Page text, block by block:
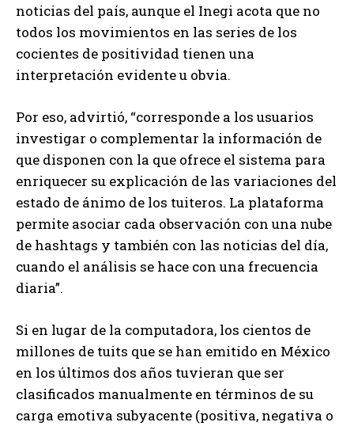
noticias del país, aunque el Inegi acota que no
todos los movimientos en las series de los
cocientes de positividad tienen una
interpretación evidente u obvia.
Por eso, advirtió, “corresponde a los usuarios
investigar o complementar la información de
que disponen con la que ofrece el sistema para
enriquecer su explicación de las variaciones del
estado de ánimo de los tuiteros. La plataforma
permite asociar cada observación con una nube
de hashtags y también con las noticias del día,
cuando el análisis se hace con una frecuencia
diaria”.
Si en lugar de la computadora, los cientos de
millones de tuits que se han emitido en México
en los últimos dos años tuvieran que ser
clasificados manualmente en términos de su
carga emotiva subyacente (positiva, negativa o